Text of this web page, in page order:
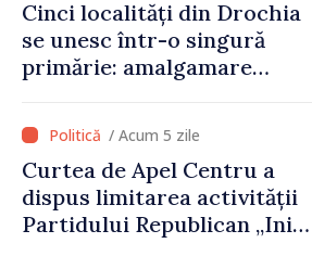
prevederilor legale”
Cinci localități din Drochia
se unesc într-o singură
primărie: amalgamare
stimulente de peste 28 de
milioane de lei oferite de
Guvern
/ Acum 5 zile
Curtea de Apel Centru a
dispus limitarea activității
Partidului Republican „Inima